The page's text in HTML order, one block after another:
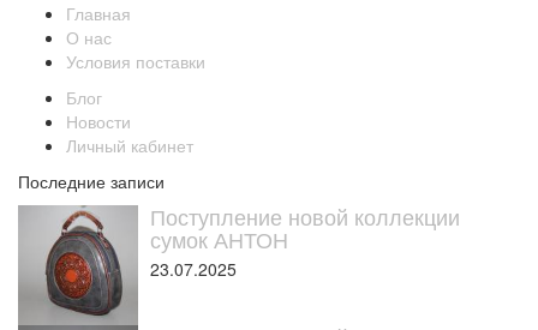
Главная
О нас
Условия поставки
Блог
Новости
Личный кабинет
Последние записи
Поступление новой коллекции
сумок АНТОН
23.07.2025